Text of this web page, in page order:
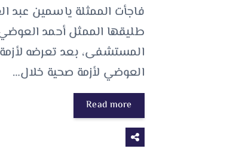
فاجأت الممثلة ياسمين عبد
طليقها الممثل أحمد
المستشفى، بعد تعرضه
العوضي لأزمة صحية خلال…
Read more